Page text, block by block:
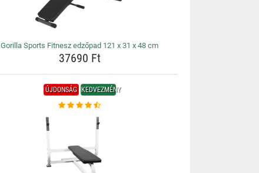
Gorilla Sports Fitnesz edzőpad 121 x 31 x 48 cm
37690 Ft
ÚJDONSÁG KEDVEZMÉNY